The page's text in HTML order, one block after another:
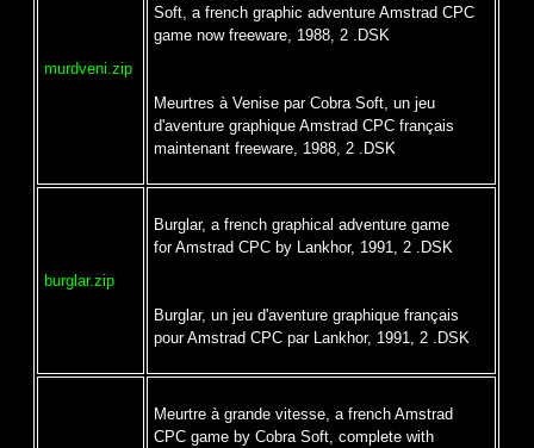
murdveni.zip
Soft, a french graphic adventure Amstrad CPC
game now freeware, 1988, 2 .DSK
Meurtres à Venise par Cobra Soft, un jeu
d'aventure graphique Amstrad CPC français
maintenant freeware, 1988, 2 .DSK
burglar.zip
Burglar, a french graphical adventure game
for Amstrad CPC by Lankhor, 1991, 2 .DSK
Burglar, un jeu d'aventure graphique français
pour Amstrad CPC par Lankhor, 1991, 2 .DSK
Meurtre à grande vitesse, a french Amstrad
CPC game by Cobra Soft, complete with